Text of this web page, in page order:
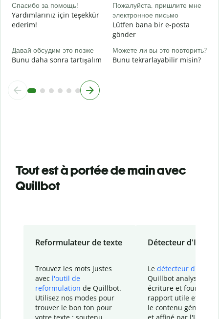
Спасибо за помощь!
Yardımlarınız için teşekkür
ederim!
Пожалуйста, пришлите мне
электронное письмо
Lütfen bana bir e-posta
gönder
Давай обсудим это позже
Bunu daha sonra tartışalım
Можете ли вы это повторить?
Bunu tekrarlayabilir misin?
Tout est à portée de main avec
Quillbot
Reformulateur de texte
Trouvez les mots justes
avec l'outil de
reformulation de Quillbot.
Utilisez nos modes pour
trouver le bon ton pour
Détecteur d'IA
Le détecteur d'IA
Quillbot analyse votre
écriture et fournit un
rapport utile et
le contenu généré